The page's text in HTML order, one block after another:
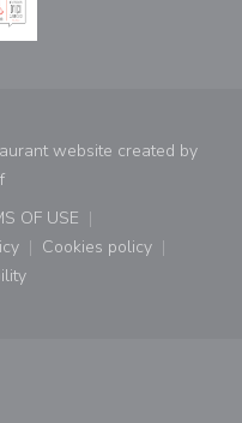
website created by
((opens in a new window))
window))
OF USE
((opens in a new window))
new window))
Cookies policy
((opens in a new
in a new window))